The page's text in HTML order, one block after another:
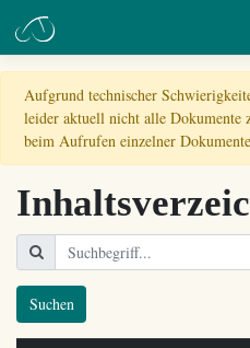
Aufgrund technischer
leider aktuell nicht alle Dokumente
beim Aufrufen einzelner
Suchen